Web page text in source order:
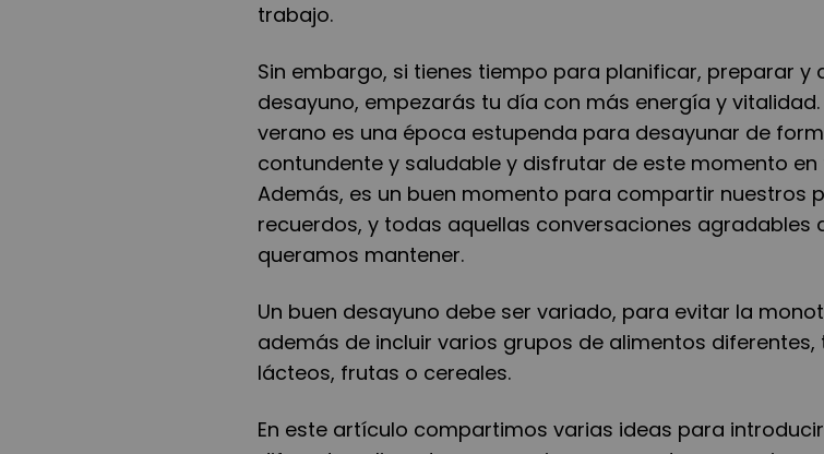
trabajo.
Sin embargo, si tienes tiempo para planificar, preparar y
desayuno, empezarás tu día con más energía y vitalidad.
verano es una época estupenda para desayunar de
contundente y saludable y disfrutar de este momento en
Además, es un buen momento para compartir nuestros
recuerdos, y todas aquellas conversaciones agradables
queramos mantener.
Un buen desayuno debe ser variado, para evitar la
además de incluir varios grupos de alimentos
lácteos, frutas o cereales.
En este artículo compartimos varias ideas para